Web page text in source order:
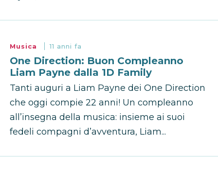
Musica 11 anni fa
One Direction: Buon Compleanno
Liam Payne dalla 1D Family
Tanti auguri a Liam Payne dei One Direction
che oggi compie 22 anni! Un compleanno
all’insegna della musica: insieme ai suoi
fedeli compagni d’avventura, Liam...